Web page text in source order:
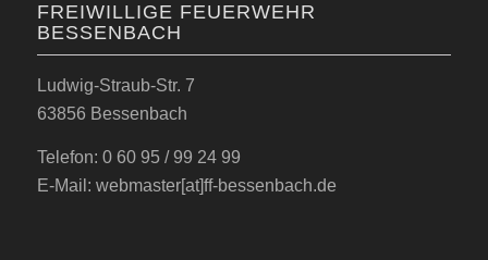
FREIWILLIGE FEUERWEHR
BESSENBACH
Ludwig-Straub-Str. 7
63856 Bessenbach
Telefon: 0 60 95 / 99 24 99
E-Mail: webmaster[at]ff-bessenbach.de